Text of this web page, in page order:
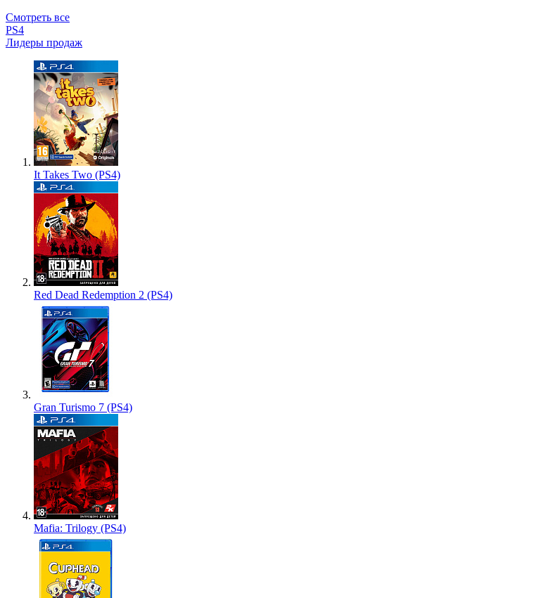
Смотреть все
PS4
Лидеры продаж
It Takes Two (PS4)
Red Dead Redemption 2 (PS4)
Gran Turismo 7 (PS4)
Mafia: Trilogy (PS4)